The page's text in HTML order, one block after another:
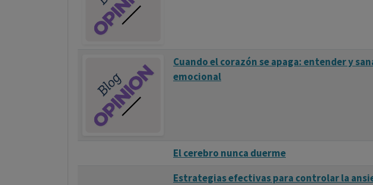
Cuando el corazón se apaga: entender y
emocional
El cerebro nunca duerme
Estrategias efectivas para controlar la